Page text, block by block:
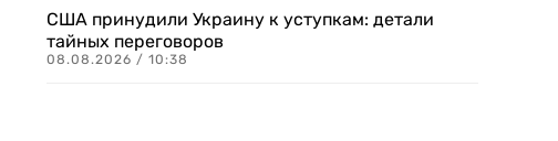
США принудили Украину к уступкам: детали
тайных переговоров
08.08.2026 / 10:38